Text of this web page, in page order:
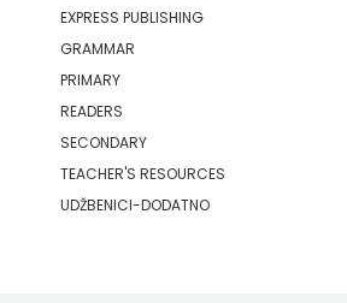
NAKLADA
ULIKS
NARODNA
KNJIŽNICA
EXPRESS PUBLISHING
GRAMMAR
PRIMARY
READERS
SECONDARY
TEACHER'S RESOURCES
UDŽBENICI-DODATNO